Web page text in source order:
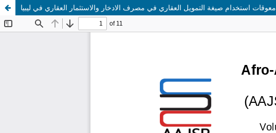
معوقات استخدام صيغة التمويل العقاري في مصرف الادخار والاستثمار العقاري في ليبيا